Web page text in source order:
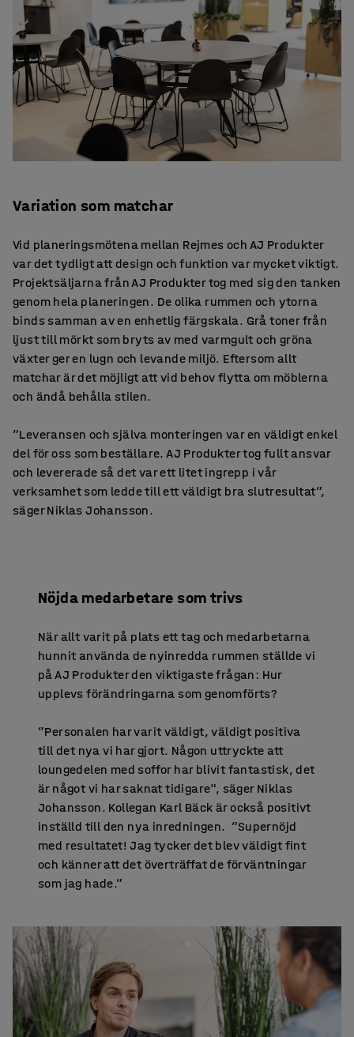
Variation som matchar
Vid planeringsmötena mellan Rejmes och AJ Produkter
var det tydligt att design och funktion var mycket viktigt.
Projektsäljarna från AJ Produkter tog med sig den tanken
genom hela planeringen. De olika rummen och ytorna
binds samman av en enhetlig färgskala. Grå toner från
ljust till mörkt som bryts av med varmgult och gröna
växter ger en lugn och levande miljö. Eftersom allt
matchar är det möjligt att vid behov flytta om möblerna
och ändå behålla stilen.
”Leveransen och själva monteringen var en väldigt enkel
del för oss som beställare. AJ Produkter tog fullt ansvar
och levererade så det var ett litet ingrepp i vår
verksamhet som ledde till ett väldigt bra slutresultat”,
säger Niklas Johansson.
Nöjda medarbetare som trivs
När allt varit på plats ett tag och medarbetarna
hunnit använda de nyinredda rummen ställde vi
på AJ Produkter den viktigaste frågan: Hur
upplevs förändringarna som genomförts?
”Personalen har varit väldigt, väldigt positiva
till det nya vi har gjort. Någon uttryckte att
loungedelen med soffor har blivit fantastisk, det
är något vi har saknat tidigare", säger Niklas
Johansson. Kollegan Karl Bäck är också positivt
inställd till den nya inredningen. ”Supernöjd
med resultatet! Jag tycker det blev väldigt fint
och känner att det överträffat de förväntningar
som jag hade.”